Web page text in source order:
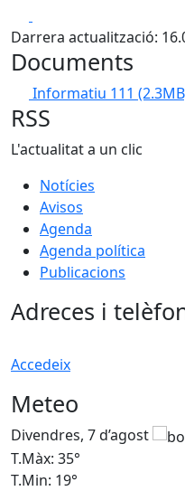
Darrera actualització:
Documents
Informatiu 111
RSS
L'actualitat a un clic
Notícies
Avisos
Agenda
Agenda política
Publicacions
Adreces i
Accedeix
Meteo
Divendres, 7 d’agost
T.Màx: 35°
T.Min: 19°